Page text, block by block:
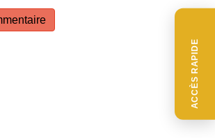
ACCÈS RAPIDE